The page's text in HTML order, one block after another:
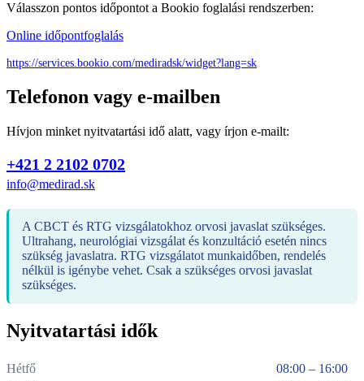
Válasszon pontos időpontot a Bookio foglalási rendszerben:
Online időpontfoglalás
https://services.bookio.com/mediradsk/widget?lang=sk
Telefonon vagy e-mailben
Hívjon minket nyitvatartási idő alatt, vagy írjon e-mailt:
+421 2 2102 0702
info@medirad.sk
A CBCT és RTG vizsgálatokhoz orvosi javaslat szükséges.
Ultrahang, neurológiai vizsgálat és konzultáció esetén nincs
szükség javaslatra. RTG vizsgálatot munkaidőben, rendelés
nélkül is igénybe vehet. Csak a szükséges orvosi javaslat
szükséges.
Nyitvatartási idők
Hétfő
08:00 – 16:00